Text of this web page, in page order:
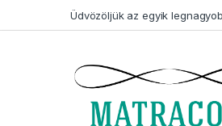
Skip to navigation
Skip to contentÜdvözöljük az egyik